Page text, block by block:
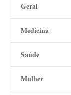
Geral
Medicina
Saúde
Mulher